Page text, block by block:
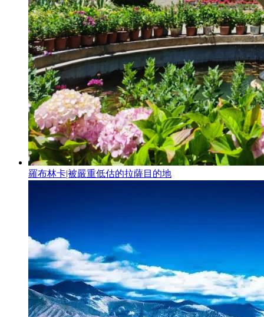
羅布林卡|被嚴重低估的拉薩目的地